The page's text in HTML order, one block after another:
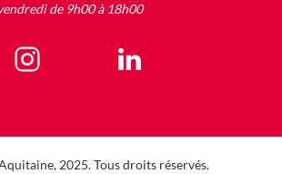
de 9h00 à 18h00
2025. Tous droits réservés.